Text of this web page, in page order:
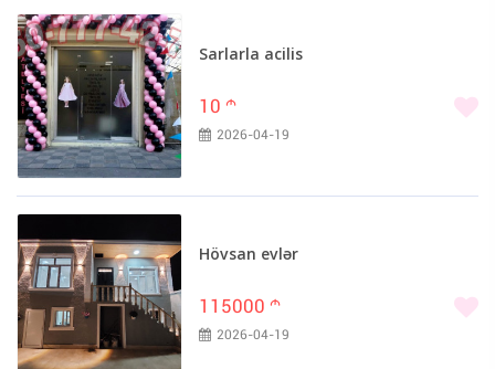
Sarlarla acilis
10 m
2026-04-19
Hövsan evlər
115000 m
2026-04-19